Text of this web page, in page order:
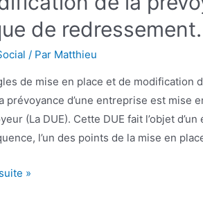
de redressement.
/ Par Matthieu
de mise en place et de modification
prévoyance d’une entreprise est mise
(La DUE). Cette DUE fait l’objet
l’un des points de la mise en
»